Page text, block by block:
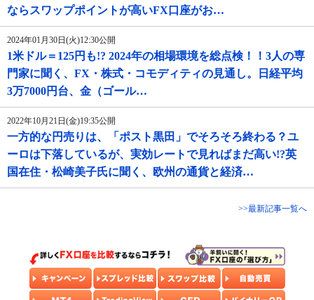
ならスワップポイントが高いFX口座がお…
2024年01月30日(火)12:30公開
1米ドル＝125円も!? 2024年の相場環境を総点検！！3人の専
門家に聞く、FX・株式・コモディティの見通し。日経平均
3万7000円台、金（ゴール…
2022年10月21日(金)19:35公開
一方的な円売りは、「ポスト黒田」でそろそろ終わる？ユ
ーロは下落しているが、実効レートで見ればまだ高い!?英
国在住・松崎美子氏に聞く、欧州の通貨と経済…
>>最新記事一覧へ